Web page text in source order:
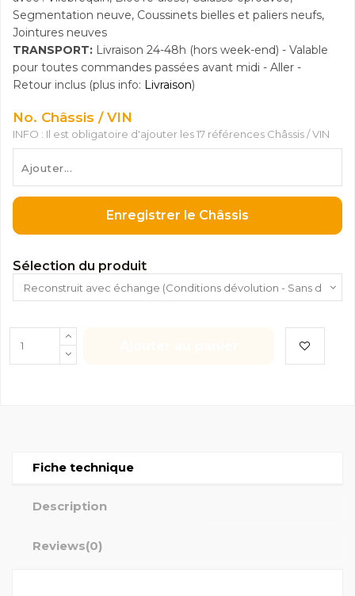
Segmentation neuve, Coussinets bielles et paliers neufs,
Jointures neuves
TRANSPORT: Livraison 24-48h (hors week-end) - Valable
pour toutes commandes passées avant midi - Aller -
Retour inclus (plus info: Livraison)
No. Châssis / VIN
INFO : Il est obligatoire d'ajouter les 17 références Châssis / VIN
Enregistrer le Châssis
Sélection du produit
Fiche technique
Description
Reviews(0)